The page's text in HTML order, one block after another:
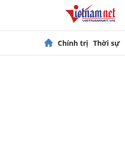
Chính trị Thời sự